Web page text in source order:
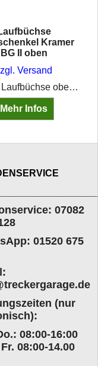
Kramer
BG II oben
Versand
1 Stück Laufbüchse oben für Achsschenkel für div. Kramer-Schlepper der Baugruppe II
Mehr Infos
07082
01520 675
(nur
08:00-16:00
08:00-14.00